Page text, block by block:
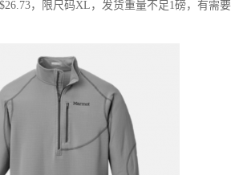
，限尺码XL，发货重量不足1磅，有需要